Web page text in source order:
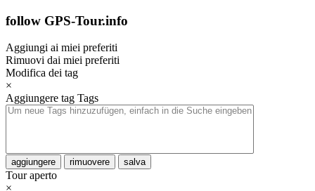
follow GPS-Tour.info
Aggiungi ai miei preferiti
Rimuovi dai miei preferiti
Modifica dei tag
×
Aggiungere tag Tags
aggiungere rimuovere salva
Tour aperto
×